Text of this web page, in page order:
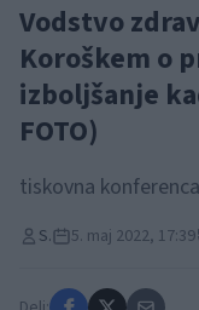
Vodstvo
Koroškem o
izboljšanje
FOTO)
tiskovna konferenca
S. 5. maj 2022, 17:39